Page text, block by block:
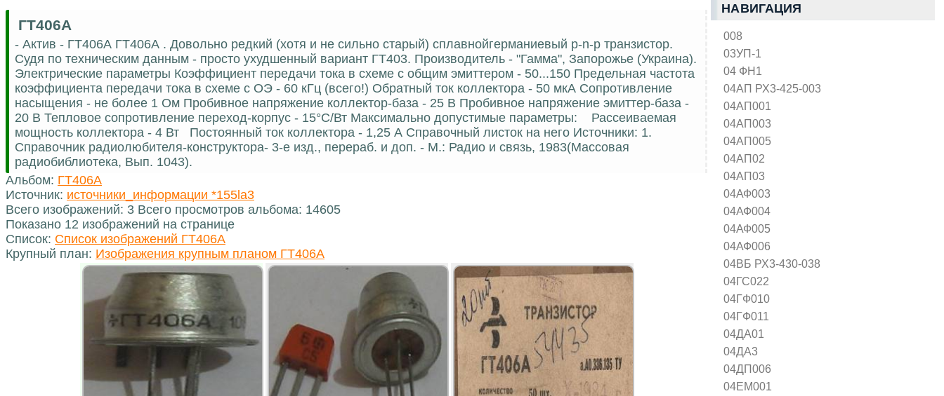
НАВИГАЦИЯ
008
03УП-1
04 ФН1
04АП РХ3-425-003
04АП001
04АП003
04АП005
04АП02
04АП03
04АФ003
04АФ004
04АФ005
04АФ006
04ВБ РХ3-430-038
04ГС022
04ГФ010
04ГФ011
04ДА01
04ДА3
04ДП006
04ЕМ001
ГТ406А
- Актив - ГТ406А ГТ406А . Довольно редкий (хотя и не сильно старый) сплавнойгерманиевый p-n-p транзистор.
Судя по техническим данным - просто ухудшенный вариант ГТ403. Производитель - "Гамма", Запорожье (Украина).
Электрические параметры Коэффициент передачи тока в схеме с общим эмиттером - 50...150 Предельная частота
коэффициента передачи тока в схеме с ОЭ - 60 кГц (всего!) Обратный ток коллектора - 50 мкА Сопротивление
насыщения - не более 1 Ом Пробивное напряжение коллектор-база - 25 В Пробивное напряжение эмиттер-база -
20 В Тепловое сопротивление переход-корпус - 15°С/Вт Максимально допустимые параметры: Рассеиваемая
мощность коллектора - 4 Вт Постоянный ток коллектора - 1,25 А Справочный листок на него Источники: 1.
Справочник радиолюбителя-конструктора- 3-е изд., перераб. и доп. - М.: Радио и связь, 1983(Массовая
радиобиблиотека, Вып. 1043).
Альбом: ГТ406А
Источник: источники_информации *155la3
Всего изображений: 3 Всего просмотров альбома: 14605
Показано 12 изображений на странице
Список: Список изображений ГТ406А
Крупный план: Изображения крупным планом ГТ406А